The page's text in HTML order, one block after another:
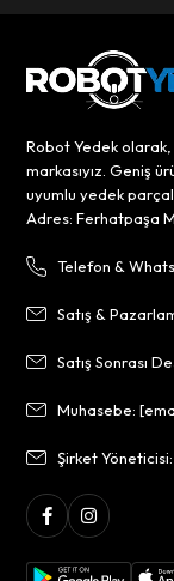
Robot Yedek
markasıyız. Geniş
uyumlu yedek
Adres: Ferhatpaşa
Telefon &
Satış &
Satış Sonrası
Muhasebe:
Şirket